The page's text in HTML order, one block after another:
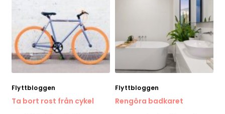
Flyttbloggen
Ta bort rost från cykel
Flyttbloggen
Rengöra badkaret